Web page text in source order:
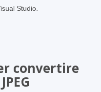
Studio.
convertire